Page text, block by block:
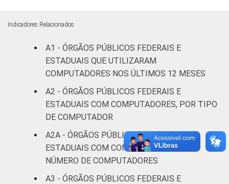
Estudos para o Desenvolvimento da
Pesquisa sobre o uso das tecnologias de
informação e comunicação no setor público
brasileiro - TIC Governo Eletrônico 2017
Indicadores Relacionados
A1 - ÓRGÃOS PÚBLICOS FEDERAIS E
ESTADUAIS QUE UTILIZARAM
COMPUTADORES NOS ÚLTIMOS 12 MESES
A2 - ÓRGÃOS PÚBLICOS FEDERAIS E
ESTADUAIS COM COMPUTADORES, POR TIPO
DE COMPUTADOR
A2A - ÓRGÃOS PÚBLICOS FEDERAIS E
ESTADUAIS COM COMPUTADOR, POR
NÚMERO DE COMPUTADORES
A3 - ÓRGÃOS PÚBLICOS FEDERAIS E